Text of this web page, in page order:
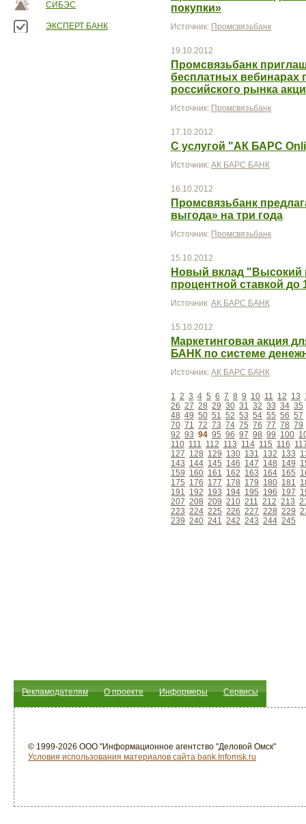
СИБЭС
ЭКСПЕРТ БАНК
покупки»
Источник: Промсвязьбанк
19.10.2012
Промсвязьбанк
бесплатных вебинарах
российского рынка
Источник: Промсвязьбанк
17.10.2012
С услугой "АК БАРС
Источник: АК БАРС БАНК
16.10.2012
Промсвязьбанк
выгода» на три года
Источник: Промсвязьбанк
15.10.2012
Новый вклад "Высокий
процентной ставкой
Источник: АК БАРС БАНК
15.10.2012
Маркетинговая акция
БАНК по системе
Источник: АК БАРС БАНК
1 2 3 4 5 6 7 8 9 10 11 12 13
26 27 28 29 30 31 32 33 34 35
48 49 50 51 52 53 54 55 56 57
70 71 72 73 74 75 76 77 78 79
92 93 94 95 96 97 98 99 100
110 111 112 113 114 115 116
127 128 129 130 131 132 133
143 144 145 146 147 148 149
159 160 161 162 163 164 165
175 176 177 178 179 180 181
191 192 193 194 195 196 197
207 208 209 210 211 212 213
223 224 225 226 227 228 229
239 240 241 242 243 244 245
Рекламодателям О проекте Информеры Сервисы
© 1999-2026 ООО "Информационное агентство "Деловой Омск"
Условия использования материалов сайта bank.Infomsk.ru